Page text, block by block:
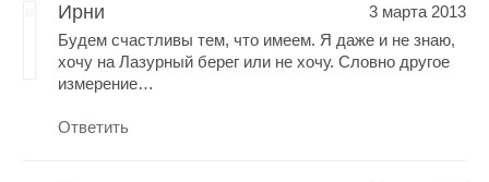
Ирни
3 марта 2013
Будем счастливы тем, что имеем. Я даже и не знаю,
хочу на Лазурный берег или не хочу. Словно другое
измерение…
Ответить